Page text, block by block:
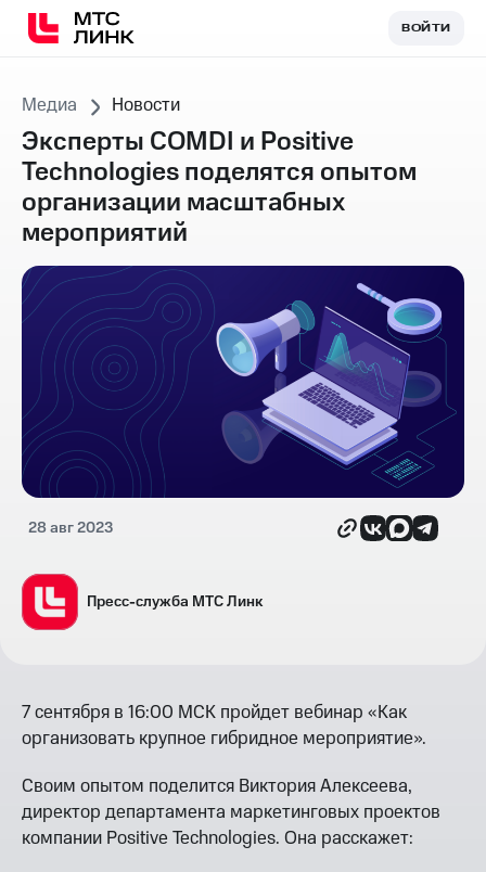
ВОЙТИВОЙТИ
Медиа Новости
Эксперты COMDI и Positive
Technologies поделятся опытом
организации масштабных
мероприятий
28 авг 2023
Пресс-служба МТС Линк
7 сентября в 16:00 МСК пройдет вебинар «Как
организовать крупное гибридное мероприятие».
Своим опытом поделится Виктория Алексеева,
директор департамента маркетинговых проектов
компании Positive Technologies. Она расскажет: